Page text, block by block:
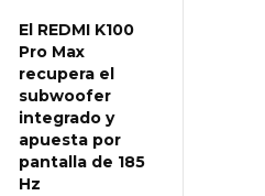
El REDMI K100
Pro Max
recupera el
subwoofer
integrado y
apuesta por
pantalla de 185
Hz